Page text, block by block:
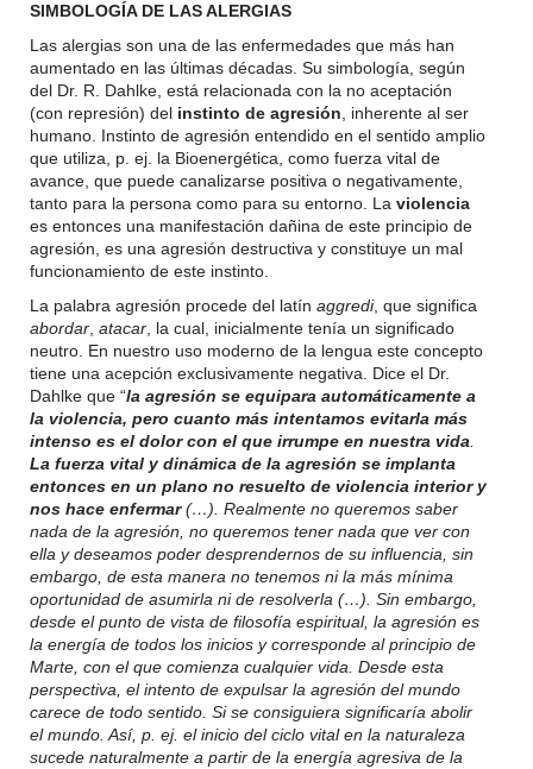
SIMBOLOGÍA DE LAS ALERGIAS
Las alergias son una de las enfermedades que más han
aumentado en las últimas décadas. Su simbología, según
del Dr. R. Dahlke, está relacionada con la no aceptación
(con represión) del instinto de agresión , inherente al ser
humano. Instinto de agresión entendido en el sentido amplio
que utiliza, p. ej. la Bioenergética, como fuerza vital de
avance, que puede canalizarse positiva o negativamente,
tanto para la persona como para su entorno. La violencia
es entonces una manifestación dañina de este principio de
agresión, es una agresión destructiva y constituye un mal
funcionamiento de este instinto.
La palabra agresión procede del latín aggredi, que significa
abordar atacar , la cual, inicialmente tenía un significado
neutro. En nuestro uso moderno de la lengua este concepto
tiene una acepción exclusivamente negativa. Dice el Dr.
Dahlke que “la agresión se equipara automáticamente a
la violencia, pero cuanto más intentamos evitarla más
intenso es el dolor con el que irrumpe en nuestra vida
La fuerza vital y dinámica de la agresión se implanta
entonces en un plano no resuelto de violencia interior y
nos hace enfermar (…). Realmente no queremos saber
nada de la agresión, no queremos tener nada que ver con
ella y deseamos poder desprendernos de su influencia, sin
embargo, de esta manera no tenemos ni la más mínima
oportunidad de asumirla ni de resolverla (…). Sin embargo,
desde el punto de vista de filosofía espiritual, la agresión es
la energía de todos los inicios y corresponde al principio de
Marte, con el que comienza cualquier vida. Desde esta
perspectiva, el intento de expulsar la agresión del mundo
carece de todo sentido. Si se consiguiera significaría abolir
el mundo. Así, p. ej. el inicio del ciclo vital en la naturaleza
sucede naturalmente a partir de la energía agresiva de la